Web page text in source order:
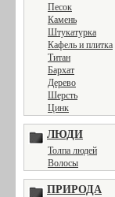
Песок
Камень
Штукатурка
Кафель и плитка
Титан
Бархат
Дерево
Шерсть
Цинк
ЛЮДИ
Толпа людей
Волосы
ПРИРОДА